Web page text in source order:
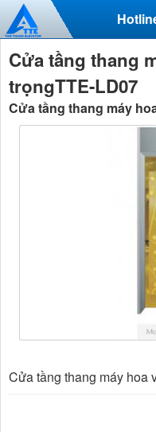
Cửa tầng thang
trọngTTE-LD07
Cửa tầng thang máy
Cửa tầng thang máy hoa